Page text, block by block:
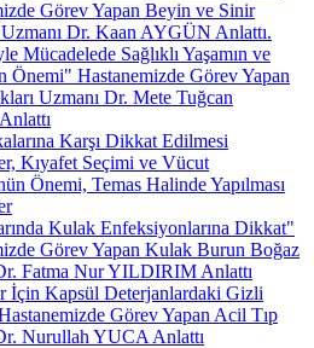
Görev Yapan Beyin ve Sinir
Dr. Kaan AYGÜN Anlattı.
Mücadelede Sağlıklı Yaşamın ve
Önemi" Hastanemizde Görev Yapan
Uzmanı Dr. Mete Tuğcan
Karşı Dikkat Edilmesi
Kıyafet Seçimi ve Vücut
Önemi, Temas Halinde Yapılması
Kulak Enfeksiyonlarına Dikkat"
Görev Yapan Kulak Burun Boğaz
Fatma Nur YILDIRIM Anlattı
İçin Kapsül Deterjanlardaki Gizli
Görev Yapan Acil Tıp
Nurullah YUCA Anlattı